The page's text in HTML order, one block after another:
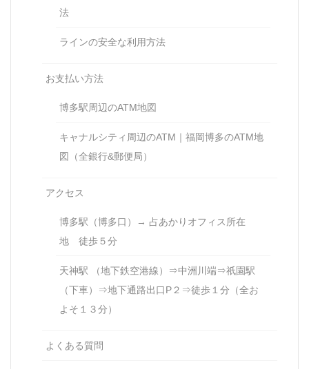
法
ラインの安全な利用方法
お支払い方法
博多駅周辺のATM地図
キャナルシティ周辺のATM｜福岡博多のATM地
図（全銀行&郵便局）
アクセス
博多駅（博多口）→ 占あかりオフィス所在
地 徒歩５分
天神駅 （地下鉄空港線）⇒中洲川端⇒祇園駅
（下車）⇒地下通路出口P２⇒徒歩１分（全お
よそ１３分）
よくある質問